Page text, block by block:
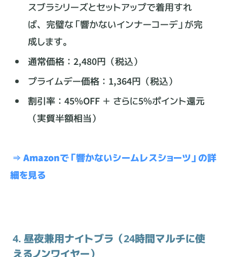
スブラシリーズとセットアップで着用すれ
ば、完璧な「響かないインナーコーデ」が完
成します。
通常価格：2,480円（税込）
プライムデー価格：1,364円（税込）
割引率：45%OFF ＋ さらに5%ポイント還元
（実質半額相当）
⇒ Amazonで「響かないシームレスショーツ」の詳
細を見る
4. 昼夜兼用ナイトブラ（24時間マルチに使
えるノンワイヤー）